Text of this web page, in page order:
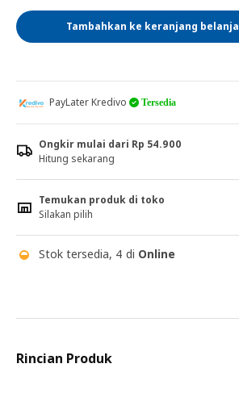
Tambahkan ke keranjang belanja
PayLater Kredivo Tersedia
Ongkir mulai dari Rp 54.900
Hitung sekarang
Temukan produk di toko
Silakan pilih
Stok tersedia, 4 di Online
Rincian Produk